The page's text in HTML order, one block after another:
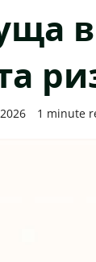
1 minute